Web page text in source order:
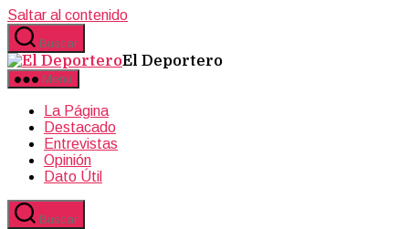
Saltar al contenido
Buscar
El Deportero
Menú
La Página
Destacado
Entrevistas
Opinión
Dato Útil
Buscar